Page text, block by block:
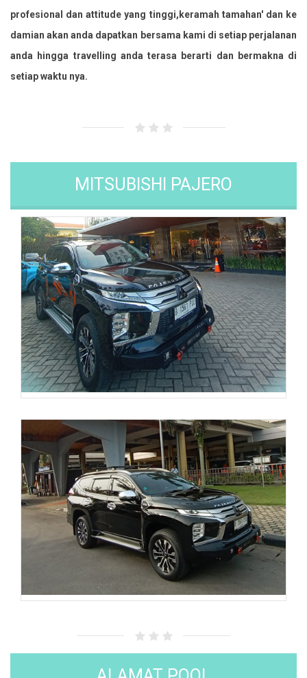
profesional dan attitude yang tinggi,keramah tamahan' dan ke
damian akan anda dapatkan bersama kami di setiap perjalanan
anda hingga travelling anda terasa berarti dan bermakna di
setiap waktu nya.
MITSUBISHI PAJERO